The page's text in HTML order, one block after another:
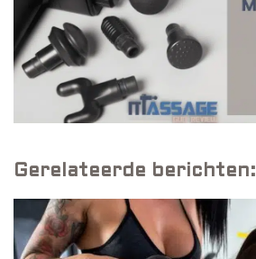
Gerelateerde berichten: